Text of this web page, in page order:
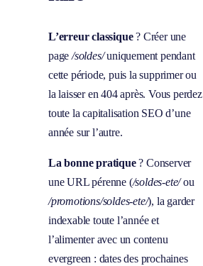
L’erreur classique? Créer une
page /soldes/uniquement pendant
cette période, puis la supprimer ou
la laisser en 404 après. Vous perdez
toute la capitalisation SEO d’une
année sur l’autre.
La bonne pratique? Conserver
une URL pérenne (/soldes-ete/ou
/promotions/soldes-ete/), la garder
indexable toute l’année et
l’alimenter avec un contenu
evergreen : dates des prochaines